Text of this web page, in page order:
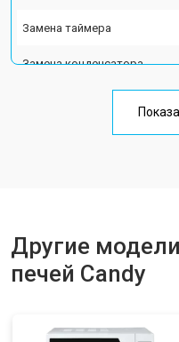
Замена таймера
Замена конденсатора
Ремонт платы управления
Замена лампочки
Другие
печей Candy